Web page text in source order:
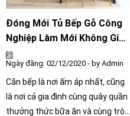
lạnh, giường ngủ có ngăn kéo để
chứa đồ,...
Đóng Mới Tủ Bếp Gỗ Công
Nghiệp Làm Mới Không Gian
Nhà Bếp
Ngày đăng: 02/12/2020 - by Admin
Căn bếp là nơi ấm áp nhất, cũng
là nơi cả gia đình cùng quây quần
thưởng thức bữa ăn và cùng trò